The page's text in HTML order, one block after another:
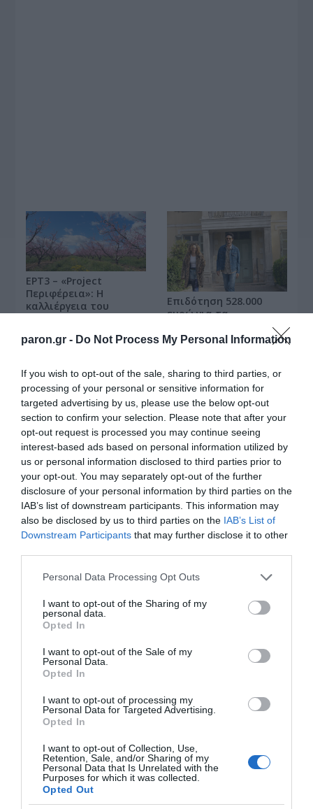
paron.gr - Do Not Process My Personal Information
If you wish to opt-out of the sale, sharing to third parties, or
processing of your personal or sensitive information for
targeted advertising by us, please use the below opt-out
section to confirm your selection. Please note that after your
opt-out request is processed you may continue seeing
interest-based ads based on personal information utilized by
us or personal information disclosed to third parties prior to
your opt-out. You may separately opt-out of the further
disclosure of your personal information by third parties on the
IAB’s list of downstream participants. This information may
also be disclosed by us to third parties on the IAB’s List of
Downstream Participants that may further disclose it to other
Please note that this website/app uses one or more Google
not limited to your visit or usage behaviour. You may click to
grant or deny consent to Google and its third-party tags to
use your data for below specified purposes in below Google
consent section.
Personal Data Processing Opt Outs
I want to opt-out of the Sharing of my
personal data.
Opted In
I want to opt-out of the Sale of my
Personal Data.
Opted In
I want to opt-out of processing my
Personal Data for Targeted Advertising.
Opted In
I want to opt-out of Collection, Use,
Retention, Sale, and/or Sharing of my
Personal Data that Is Unrelated with the
Purposes for which it was collected.
Opted Out
ΕΡΤ3 – «Project
Περιφέρεια»: Η
καλλιέργεια του
Επιδότηση 528.000
ευρώ για τα
Star
Χωνάκι ή κυπελλάκι; Σε αυτά τα 5 παγωτατζίδικα
της Αθήνας η απάντηση είναι…και τα δύο!
Αυτός είναι ο λόγος
αντικαθιστούν το
μαύρο μολύβι με καφέ
το καλοκαίρι
στα μαγιό που θα
παραλία φέτος!
Πεινάς και εσύ μετά το ξενύχτι; 5 καντίνες στην